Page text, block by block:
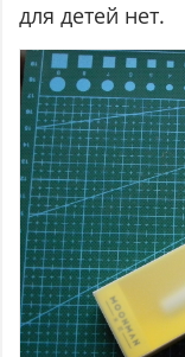
для детей нет.